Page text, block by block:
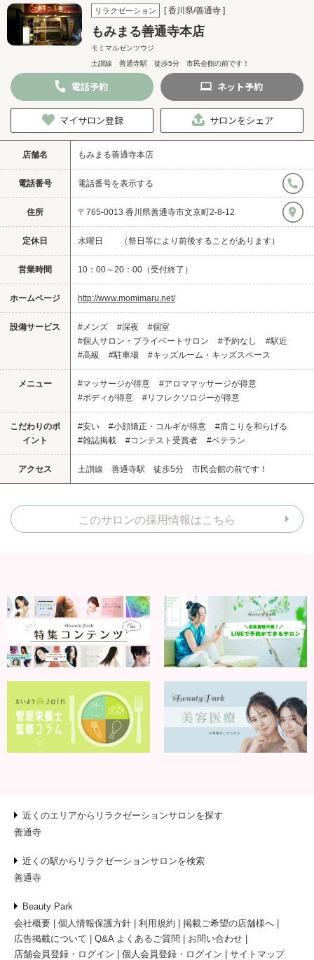
リラクゼーション [ 香川県/善通寺 ]
もみまる善通寺本店
モミマルゼンツウジ
土讃線 善通寺駅 徒歩5分 市民会館の前です！
電話予約 ネット予約
マイサロン登録 サロンをシェア
店舗名 もみまる善通寺本店
電話番号 電話番号を表示する
住所 〒765-0013 香川県善通寺市文京町2-8-12
定休日 水曜日 （祭日等により前後することがあります）
営業時間 10：00～20：00（受付終了）
ホームページ http://www.momimaru.net/
設備サービス #メンズ #深夜
#個室
#個人サロン・プライベートサロン
#予約なし
#駅近
#高級
#駐車場 #キッズルーム・キッズスペース
メニュー #マッサージが得意
#アロママッサージが得意
#ボディが得意
#リフレクソロジーが得意
こだわりのポ
イント
#安い #小顔矯正・コルギが得意
#肩こりを和らげる
#雑誌掲載
#コンテスト受賞者 #ベテラン
アクセス 土讃線 善通寺駅 徒歩5分 市民会館の前です！
このサロンの採用情報はこちら
近くのエリアからリラクゼーションサロンを探す
善通寺
近くの駅からリラクゼーションサロンを検索
善通寺
Beauty Park
会社概要
個人情報保護方針 利用規約
掲載ご希望の店舗様へ
広告掲載について
Q&A よくあるご質問
お問い合わせ
店舗会員登録・ログイン
個人会員登録・ログイン サイトマップ